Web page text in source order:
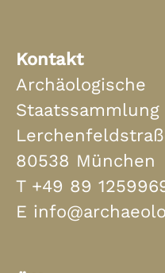
Kontakt
Archäologische
Staatssammlung
80538 München
T +49 89
E